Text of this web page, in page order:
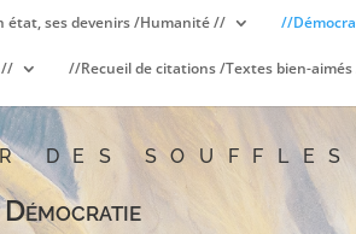
état, ses devenirs /Humanité // //
// //Recueil de citations /Textes bien-
DES SOUFFLES
Démocratie